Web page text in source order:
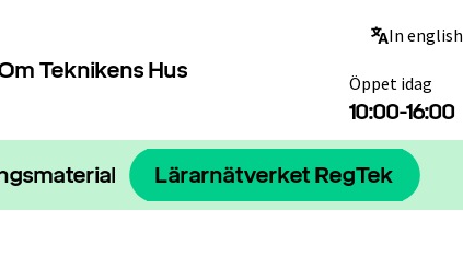
Lärarnätverket RegTek
Teknikens Hus
In english
Öppet idag
10:00-16:00